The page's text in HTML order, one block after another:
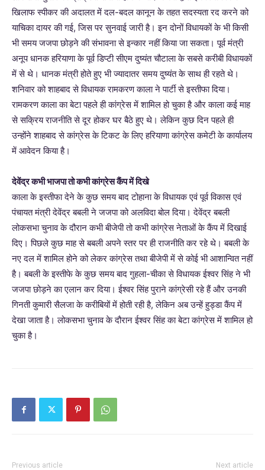
खिलाफ स्पीकर की अदालत में दल-बदल कानून के तहत सदस्यता रद करने को
याचिका दायर की गई, जिस पर सुनवाई जारी है। इन दोनों विधायकों के भी किसी
भी समय जजपा छोड़ने की संभावना से इन्कार नहीं किया जा सकता। पूर्व मंत्री
अनूप धानक हरियाणा के पूर्व डिप्टी सीएम दुष्यंत चौटाला के सबसे करीबी विधायकों
में से थे। धानक मंत्री होते हुए भी ज्यादातर समय दुष्यंत के साथ ही रहते थे।
शनिवार को शाहबाद से विधायक रामकरण काला ने पार्टी से इस्तीफा दिया।
रामकरण काला का बेटा पहले ही कांग्रेस में शामिल हो चुका है और काला कई माह
से सक्रिय राजनीति से दूर होकर घर बैठे हुए थे। लेकिन कुछ दिन पहले ही
उन्होंने शाहबाद से कांग्रेस के टिकट के लिए हरियाणा कांग्रेस कमेटी के कार्यालय
में आवेदन किया है।
देवेंद्र कभी भाजपा तो कभी कांग्रेस कैंप में दिखे
काला के इस्तीफा देने के कुछ समय बाद टोहाना के विधायक एवं पूर्व विकास एवं
पंचायत मंत्री देवेंद्र बबली ने जजपा को अलविदा बोल दिया। देवेंद्र बबली
लोकसभा चुनाव के दौरान कभी बीजेपी तो कभी कांग्रेस नेताओं के कैंप में दिखाई
दिए। पिछले कुछ माह से बबली अपने स्तर पर ही राजनीति कर रहे थे। बबली के
नए दल में शामिल होने को लेकर कांग्रेस तथा बीजेपी में से कोई भी आशान्वित नहीं
है। बबली के इस्तीफे के कुछ समय बाद गुहला-चीका से विधायक ईश्वर सिंह ने भी
जजपा छोड़ने का एलान कर दिया। ईश्वर सिंह पुराने कांग्रेसी रहे हैं और उनकी
गिनती कुमारी सैलजा के करीबियों में होती रही है, लेकिन अब उन्हें हुड्डा कैंप में
देखा जाता है। लोकसभा चुनाव के दौरान ईश्वर सिंह का बेटा कांग्रेस में शामिल हो
चुका है।
Previous article Next article